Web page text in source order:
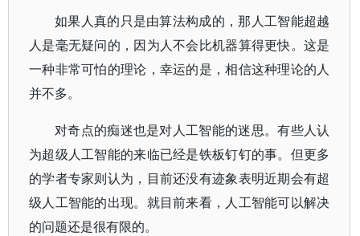
如果人真的只是由算法构成的，那人工智能超越
人是毫无疑问的，因为人不会比机器算得更快。这是
一种非常可怕的理论，幸运的是，相信这种理论的人
并不多。
对奇点的痴迷也是对人工智能的迷思。有些人认
为超级人工智能的来临已经是铁板钉钉的事。但更多
的学者专家则认为，目前还没有迹象表明近期会有超
级人工智能的出现。就目前来看，人工智能可以解决
的问题还是很有限的。